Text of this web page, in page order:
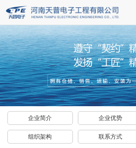
企业简介 企业优势
组织架构 联系方式